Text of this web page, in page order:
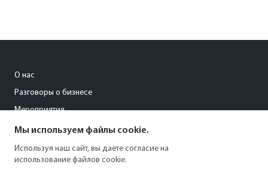
О нас
Разговоры о бизнесе
Мероприятия
pisareva@kommersant-kuban.ru
8 (861) 201-94-26
Мы используем файлы cookie.
Используя наш сайт, вы даете согласие на
использование файлов cookie.